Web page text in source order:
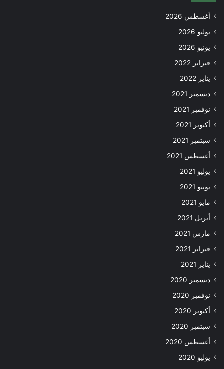
أغسطس 2026
يوليو 2026
يونيو 2026
فبراير 2022
يناير 2022
ديسمبر 2021
نوفمبر 2021
أكتوبر 2021
سبتمبر 2021
أغسطس 2021
يوليو 2021
يونيو 2021
مايو 2021
أبريل 2021
مارس 2021
فبراير 2021
يناير 2021
ديسمبر 2020
نوفمبر 2020
أكتوبر 2020
سبتمبر 2020
أغسطس 2020
يوليو 2020